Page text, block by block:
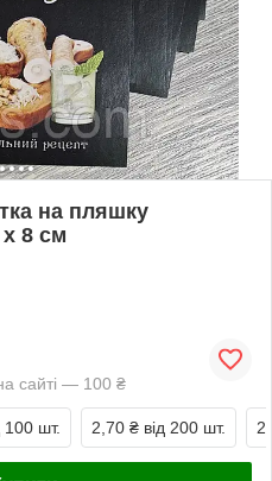
на пляшку
8 см
сайті — 100 ₴
100 шт. 2,70 ₴ від 200 шт.